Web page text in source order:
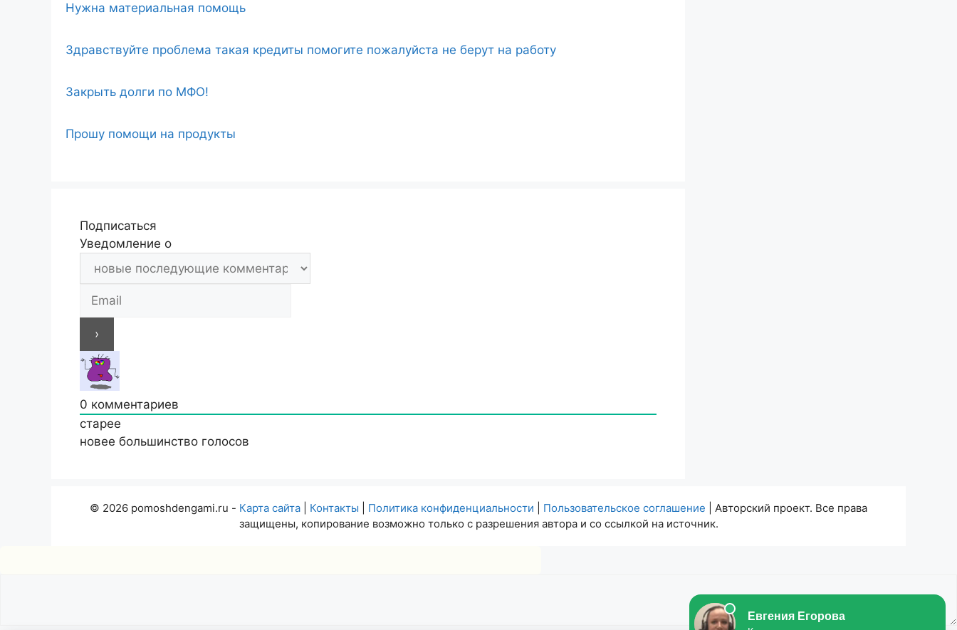
Нужна материальная помощь
Здравствуйте проблема такая кредиты помогите пожалуйста не берут на работу
Закрыть долги по МФО!
Прошу помощи на продукты
Подписаться
Уведомление о
0 комментариев
старее
новее большинство голосов
© 2026 pomoshdengami.ru - Карта сайта Контакты Политика конфиденциальности Пользовательское соглашение | Авторский проект. Все права
защищены, копирование возможно только с разрешения автора и со ссылкой на источник.